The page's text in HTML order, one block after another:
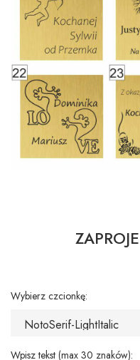
Wybierz czcionkę:
Wpisz tekst (max 30 znaków):